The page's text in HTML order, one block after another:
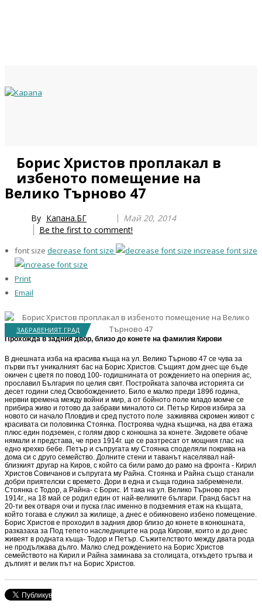
Борис Христов проплакал в
избеното помещение на
Велико Търново 47
By Капана.БГ
Май 20, 2014
Be the first to comment!
font size decrease font size increase font size
Print
Email
ЗАБРАВЕНИЯТ ГРАД
Прохожда в задния двор, близо до конете на фамилия Кирови
В днешната изба на красива къща на ул. Велико Търново 47 се чува за
първи път уникалният бас на Борис Христов. Същият дом днес ще бъде
окичен с цветя по повод 100- годишнината от рождението на оперния ас,
прославил България по целия свят. Постройката започва историята си
десет години след Освобождението. Било е малко преди 1896 година,
нервни времена между войни и мир, а от бойното поле младо момче се
прибира живо и готово да забрави миналото си. Петър Киров избира за
новото си начало Пловдив и сред пустото поле заживява скромен живот с
красивата си половинка Стоянка. Построява чудна къщичка, на два етажа
плюс един подземен, с голям двор с конюшна за конете. Зидовете обаче
нямали и представа, че през 1914г. ще се разтресат от мощния глас на
едно крехко бебе. Петър и съпругата му Стоянка споделяли покрива на
дома си с друго семейство. Долните стени и таванът населявал най-
близкият другар на Киров, с който са били рамо до рамо на фронта - Кирил
Христов Совичанов и съпругата му Райна. Стоянка и Райна също станали
добри приятелски с времето. Дори в една и съща година забременели.
Стоянка с Тодор, а Райна- с Борис. И така на ул. Велико Търново през
1914г., на 18 май се родил един от най-великите българи. Гранд басът на
20-ти век отваря очи и пуска глас именно в подземния етаж на къщата,
който тогава е служил за жилище, а днес е обикновено избено помещение.
Борис Христов е проходил в задния двор близо до конете в конюшната,
разказаха за Под тепето наследниците на рода Кирови, които и до днес
живеят в родната къща- Тодор и Петър. Съжителството между двата рода
не продължава дълго. Малко след рождението на Борис Христов
семейството на Кирил и Райна заминава за столицата, откъдето тръгва и
дългият и велик път на Борис Христов.
Year
Month
Year
Month